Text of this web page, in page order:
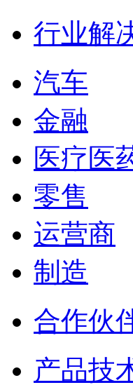
行业解
汽车
金融
医疗医
零售
运营商
制造
合作伙
产品技